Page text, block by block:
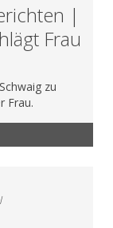
|
Frau
zu
Frau.